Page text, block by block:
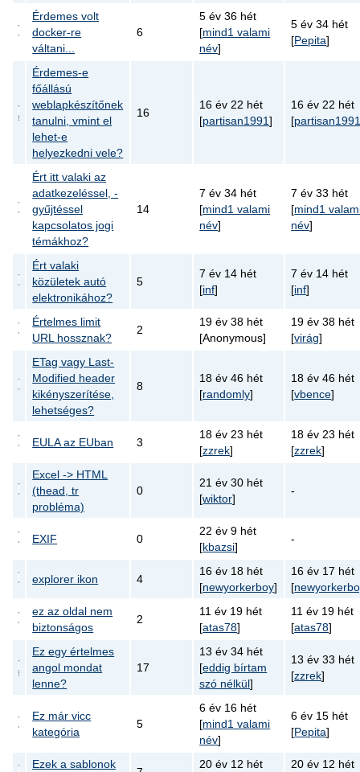
Érdemes volt
docker-re
váltani...
6
5 év 36 hét
[mind1 valami
név]
5 év 34 hét
[Pepita]
Érdemes-e
főállású
weblapkészítőnek
tanulni, vmint el
lehet-e
helyezkedni vele?
16
16 év 22 hét
[partisan1991]
16 év 22 hét
[
Ért itt valaki az
adatkezeléssel, -
gyűjtéssel
kapcsolatos jogi
témákhoz?
14
7 év 34 hét
[mind1 valami
név]
7 év 33 hét
[mind1
név]
Ért valaki
közületek autó
elektronikához?
5
7 év 14 hét
[inf]
7 év 14 hét
[inf]
Értelmes limit
URL hossznak?
2
19 év 38 hét
[Anonymous]
19 év 38 hét
[virág]
ETag vagy Last-
Modified header
kikényszerítése,
lehetséges?
8
18 év 46 hét
[randomly]
18 év 46 hét
[vbence]
EULA az EUban 3
18 év 23 hét
[zzrek]
18 év 23 hét
[zzrek]
Excel -> HTML
(thead, tr
probléma)
0
21 év 30 hét
[wiktor]
-
EXIF 0
22 év 9 hét
[kbazsi]
-
explorer ikon 4
16 év 18 hét
[newyorkerboy]
16 év 17 hét
[
ez az oldal nem
biztonságos
2
11 év 19 hét
[atas78]
11 év 19 hét
[atas78]
Ez egy értelmes
angol mondat
lenne?
17
13 év 34 hét
[eddig bírtam
szó nélkül]
13 év 33 hét
[zzrek]
Ez már vicc
kategória
5
6 év 16 hét
[mind1 valami
név]
6 év 15 hét
[Pepita]
Ezek a sablonok 20 év 12 hét 20 év 12 hét